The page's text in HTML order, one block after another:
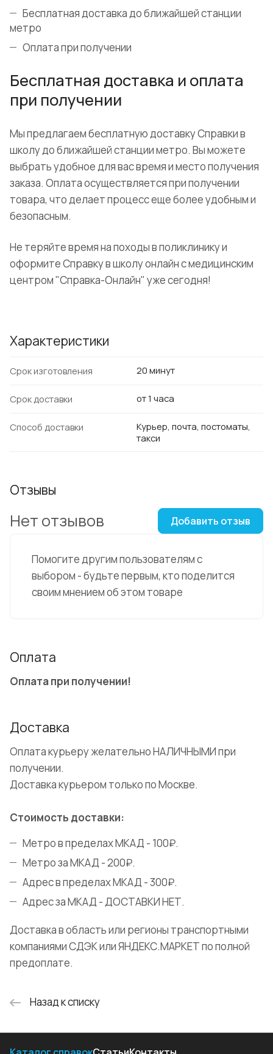
Бесплатная доставка до ближайшей станции
метро
Оплата при получении
Бесплатная доставка и оплата
при получении
Мы предлагаем бесплатную доставку Справки в
школу до ближайшей станции метро. Вы можете
выбрать удобное для вас время и место получения
заказа. Оплата осуществляется при получении
товара, что делает процесс еще более удобным и
безопасным.
Не теряйте время на походы в поликлинику и
оформите Справку в школу онлайн с медицинским
центром "Справка-Онлайн" уже сегодня!
Характеристики
Срок изготовления 20 минут
Срок доставки от 1 часа
Способ доставки
Курьер, почта, постоматы,
такси
Отзывы
Помогите другим пользователям с
выбором - будьте первым, кто поделится
своим мнением об этом товаре
Нет отзывов Добавить отзыв
Оплата
Оплата при получении!
Доставка
Оплата курьеру желательно НАЛИЧНЫМИ при
получении.
Доставка курьером только по Москве.
Стоимость доставки:
Метро в пределах МКАД - 100₽.
Метро за МКАД - 200₽.
Адрес в пределах МКАД - 300₽.
Адрес за МКАД - ДОСТАВКИ НЕТ.
Доставка в область или регионы транспортными
компаниями СДЭК или ЯНДЕКС.МАРКЕТ по полной
предоплате.
Назад к списку